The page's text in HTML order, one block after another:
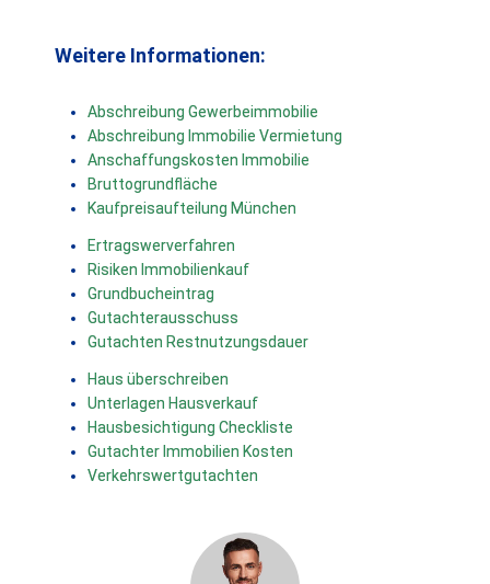
Weitere Informationen:
Abschreibung Gewerbeimmobilie
Abschreibung Immobilie Vermietung
Anschaffungskosten Immobilie
Bruttogrundfläche
Kaufpreisaufteilung München
Ertragswerverfahren
Risiken Immobilienkauf
Grundbucheintrag
Gutachterausschuss
Gutachten Restnutzungsdauer
Haus überschreiben
Unterlagen Hausverkauf
Hausbesichtigung Checkliste
Gutachter Immobilien Kosten
Verkehrswertgutachten